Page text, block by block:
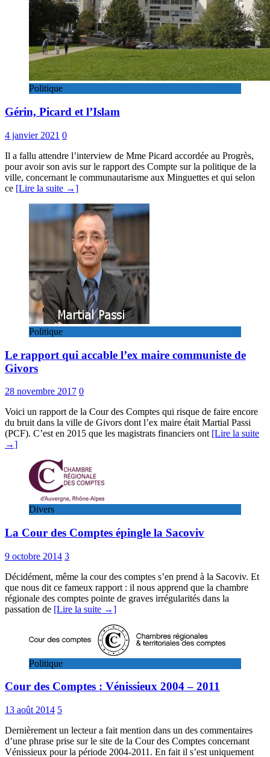
Politique
Gérin, Picard et l’Islam
4 janvier 2021 0
Il a fallu attendre l’interview de Mme Picard accordée au Progrès,
pour avoir son avis sur le rapport des Compte sur la politique de la
ville, concernant le communautarisme aux Minguettes et qui selon
ce [Lire la suite →]
Politique
Le rapport qui accable l’ex maire communiste de
Givors
28 novembre 2017 0
Voici un rapport de la Cour des Comptes qui risque de faire encore
du bruit dans la ville de Givors dont l’ex maire était Martial Passi
(PCF). C’est en 2015 que les magistrats financiers ont [Lire la suite
→]
Divers
La Cour des Comptes épingle la Sacoviv
9 octobre 2014 3
Décidément, même la cour des comptes s’en prend à la Sacoviv. Et
que nous dit ce fameux rapport : il nous apprend que la chambre
régionale des comptes pointe de graves irrégularités dans la
passation de [Lire la suite →]
Politique
Cour des Comptes : Vénissieux 2004 – 2011
13 août 2014 5
Dernièrement un lecteur a fait mention dans un des commentaires
d’une phrase prise sur le site de la Cour des Comptes concernant
Vénissieux pour la période 2004-2011. En fait il s’est uniquement